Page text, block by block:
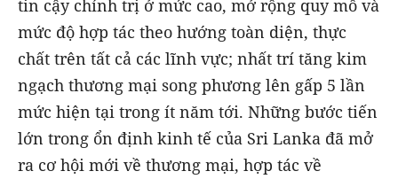
tin cậy chính trị ở mức cao, mở rộng quy mô và
mức độ hợp tác theo hướng toàn diện, thực
chất trên tất cả các lĩnh vực; nhất trí tăng kim
ngạch thương mại song phương lên gấp 5 lần
mức hiện tại trong ít năm tới. Những bước tiến
lớn trong ổn định kinh tế của Sri Lanka đã mở
ra cơ hội mới về thương mại, hợp tác về